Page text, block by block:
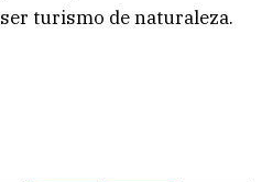
turismo de naturaleza.